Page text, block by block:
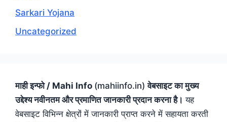
Sarkari Yojana
Uncategorized
माही इन्फो / Mahi Info (mahiinfo.in)वेबसाइट का मुख्य
उद्देश्य नवीनतम और प्रमाणित जानकारी प्रदान करना है। यह
वेबसाइट विभिन्न क्षेत्रों में जानकारी प्राप्त करने में सहायता करती